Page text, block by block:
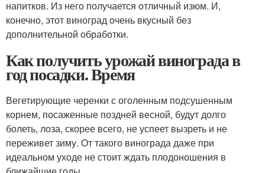
напитков. Из него получается отличный изюм. И,
конечно, этот виноград очень вкусный без
дополнительной обработки.
Как получить урожай винограда в
год посадки. Время
Вегетирующие черенки с оголенным подсушенным
корнем, посаженные поздней весной, будут долго
болеть, лоза, скорее всего, не успеет вызреть и не
переживет зиму. От такого винограда даже при
идеальном уходе не стоит ждать плодоношения в